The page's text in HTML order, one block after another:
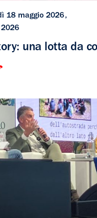
18 maggio 2026
una lotta da